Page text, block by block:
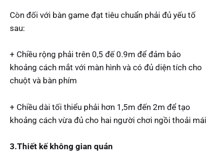
Còn đối với bàn game đạt tiêu chuẩn phải đủ yếu tố
sau:
+ Chiều rộng phải trên 0,5 đế 0.9m để đảm bảo
khoảng cách mắt với màn hình và có đủ diện tích cho
chuột và bàn phím
+ Chiều dài tối thiểu phải hơn 1,5m đến 2m để tạo
khoảng cách vừa đủ cho hai người chơi ngồi thoải mái
3.Thiết kế không gian quán